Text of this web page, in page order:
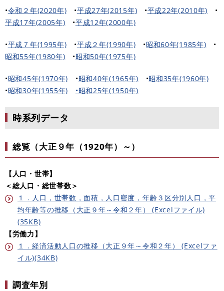
•令和２年(2020年) ​•平成27年(2015年) ​•平成22年(2010年) ​•
平成17年(2005年) ​•平成12年(2000年)
•平成７年(1995年) ​•平成２年(1990年) ​•昭和60年(1985年) ​•
昭和55年(1980年) ​•昭和50年(1975年)
•昭和45年(1970年) ​•昭和40年(1965年) ​•昭和35年(1960年)
•昭和30年(1955年) •昭和25年(1950年)
時系列データ
総覧（大正９年（1920年）～）
【人口・世帯】
＜総人口・総世帯数＞
１．人口，世帯数，面積，人口密度，年齢３区分別人口，平
均年齢等の推移（大正９年～令和２年） (Excelファイル)
(35KB)
【労働力】
１．経済活動人口の推移（大正９年～令和２年） (Excelファ
イル)(34KB)
調査年別